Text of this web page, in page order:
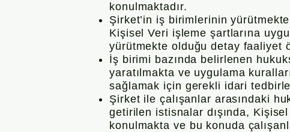
konulmaktadır.
Şirket’in iş birimlerinin
Kişisel Veri işleme şartlarına
yürütmekte olduğu detay faaliyet
İş birimi bazında belirlenen
yaratılmakta ve uygulama
sağlamak için gerekli idari
Şirket ile çalışanlar arasındaki
getirilen istisnalar dışında,
konulmakta ve bu konuda